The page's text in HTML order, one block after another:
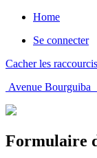
Home
Se connecter
Cacher les raccourcis
Avenue
Formulaire